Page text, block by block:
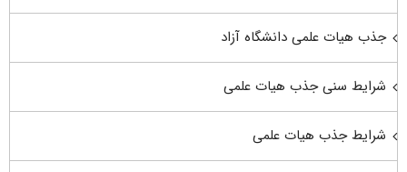
جذب هیات علمی دانشگاه آزاد
شرایط سنی جذب هیات علمی
شرایط جذب هیات علمی